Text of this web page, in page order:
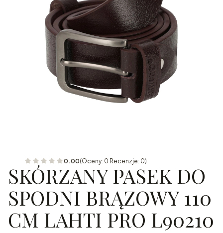
0.00(Oceny: 0 Recenzje: 0)
SKÓRZANY PASEK DO
SPODNI BRĄZOWY 110
CM LAHTI PRO L90210